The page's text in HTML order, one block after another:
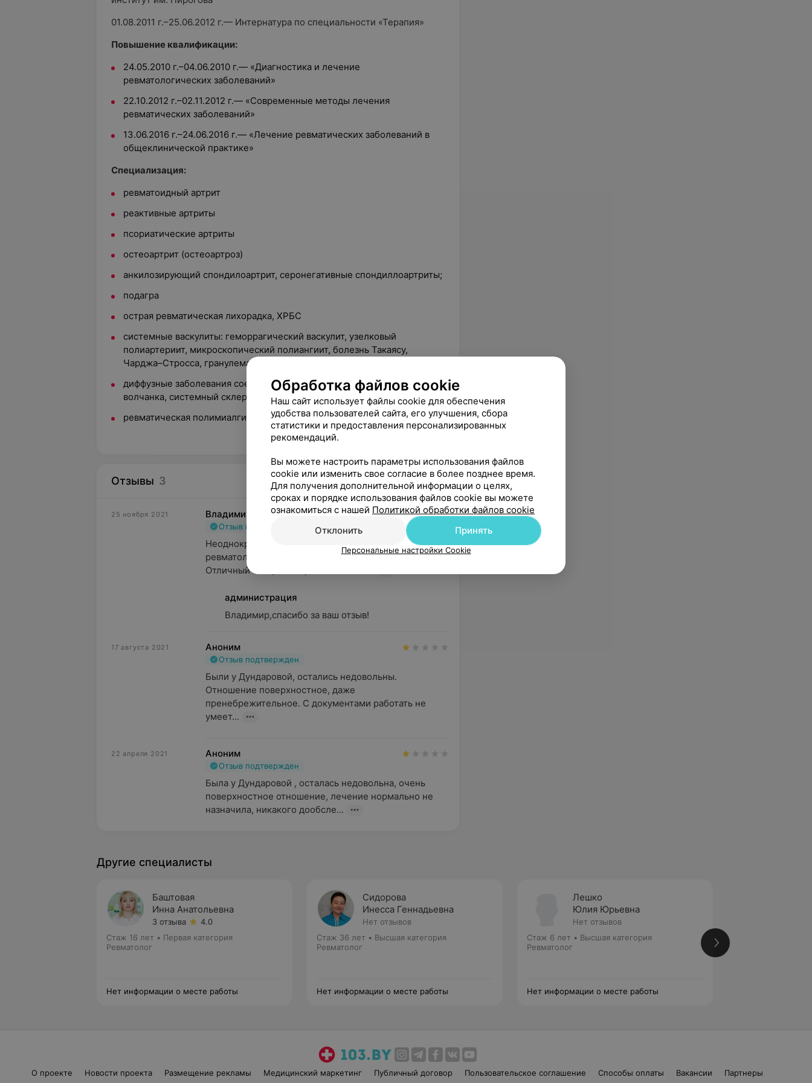
01.08.2011 г.–25.06.2012 г.— Интернатура по специальности «Терапия»
Повышение квалификации:
24.05.2010 г.–04.06.2010 г.— «Диагностика и лечение
ревматологических заболеваний»
22.10.2012 г.–02.11.2012 г.— «Современные методы лечения
ревматических заболеваний»
13.06.2016 г.–24.06.2016 г.— «Лечение ревматических заболеваний в
общеклинической практике»
Специализация:
ревматоидный артрит
реактивные артриты
псориатические артриты
остеоартрит (остеоартроз)
анкилозирующий спондилоартрит, серонегативные спондиллоартриты;
подагра
острая ревматическая лихорадка, ХРБС
системные васкулиты: геморрагический васкулит, узелковый
полиартериит, микроскопический полиангиит, болезнь Такаясу,
Чарджа–Стросса, гранулематоз Вегенера, болезнь Хортона и другие
диффузные заболевания соединительной ткани: системная красная
волчанка, системный склероз, болезнь Шегрена, полимиозит и другие
ревматическая полимиалгия
Отзывы 3
25 ноября 2021 Владимир
Отзыв подтвержден
Неоднократно обращался в вашу клинику,к врачу
ревматологу Дундаровой Галине Георгиевне.
Отличный специалист, внимательно...
администрация
Владимир,спасибо за ваш отзыв!
17 августа 2021 Аноним
Отзыв подтвержден
Были у Дундаровой, остались недовольны.
Отношение поверхностное, даже
пренебрежительное. С документами работать не
умеет...
22 апреля 2021 Аноним
Отзыв подтвержден
Была у Дундаровой , осталась недовольна, очень
поверхностное отношение, лечение нормально не
назначила, никакого дообсле...
Другие специалисты
Баштовая
Инна Анатольевна
3 отзыва
4.0
Стаж 16 лет • Первая категория
Ревматолог
Нет информации о месте работы
Сидорова
Инесса Геннадьевна
Нет отзывов
Стаж 36 лет • Высшая категория
Ревматолог
Нет информации о месте работы
Лешко
Юлия Юрьевна
Нет отзывов
Стаж 6 лет • Высшая категория
Ревматолог
Нет информации о месте работы
О проекте Новости проекта Размещение рекламы Медицинский маркетинг Публичный договор Пользовательское соглашение Способы оплаты Вакансии Партнеры
Обработка файлов cookie
Наш сайт использует файлы cookie для обеспечения
удобства пользователей сайта, его улучшения, сбора
статистики и предоставления персонализированных
рекомендаций.
Вы можете настроить параметры использования файлов
cookie или изменить свое согласие в более позднее время.
Для получения дополнительной информации о целях,
сроках и порядке использования файлов cookie вы можете
ознакомиться с нашей Политикой обработки файлов cookie
Отклонить
Принять
Персональные настройки Cookie